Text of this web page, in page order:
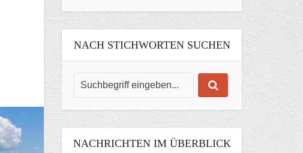
NACH STICHWORTEN SUCHEN
NACHRICHTEN IM ÜBERBLICK